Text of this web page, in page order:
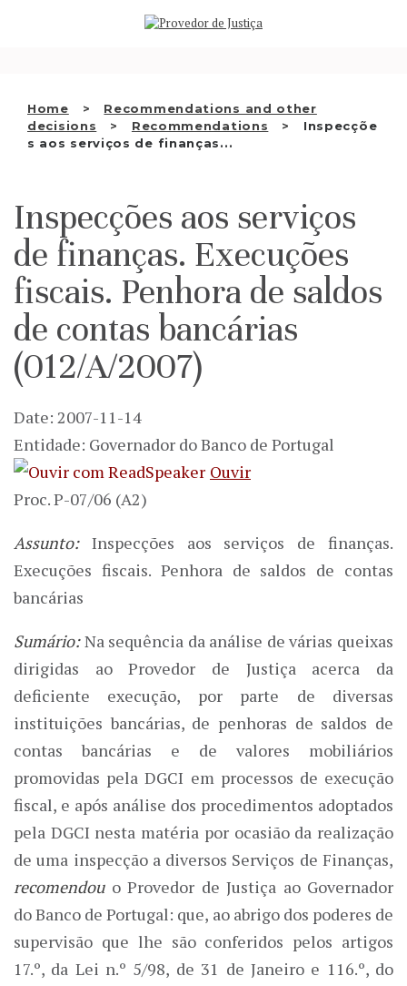
Home
Recommendations and other
decisions
Recommendations
Inspecçõe
s aos serviços de finanças...
WHO WE ARE
INSTITUTION
Inspecções aos serviços
de finanças. Execuções
fiscais. Penhora de saldos
de contas bancárias
(012/A/2007)
Date: 2007-11-14
Entidade: Governador do Banco de Portugal
Ouvir
Proc. P-07/06 (A2)
Assunto:Inspecções aos serviços de finanças.
Execuções fiscais. Penhora de saldos de contas
bancárias
Sumário:Na sequência da análise de várias queixas
dirigidas ao Provedor de Justiça acerca da
deficiente execução, por parte de diversas
instituições bancárias, de penhoras de saldos de
contas bancárias e de valores mobiliários
promovidas pela DGCI em processos de execução
fiscal, e após análise dos procedimentos adoptados
pela DGCI nesta matéria por ocasião da realização
de uma inspecção a diversos Serviços de Finanças,
recomendou o Provedor de Justiça ao Governador
do Banco de Portugal: que, ao abrigo dos poderes de
supervisão que lhe são conferidos pelos artigos
17.º, da Lei n.º 5/98, de 31 de Janeiro e 116.º, do